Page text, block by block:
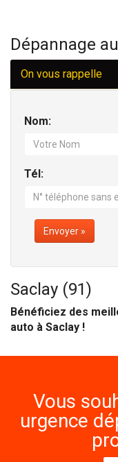
Dépannage
On vous rappelle
Nom:
Tél:
Envoyer »
Saclay (91)
Bénéficiez des
auto à Saclay !
Vous
urgence